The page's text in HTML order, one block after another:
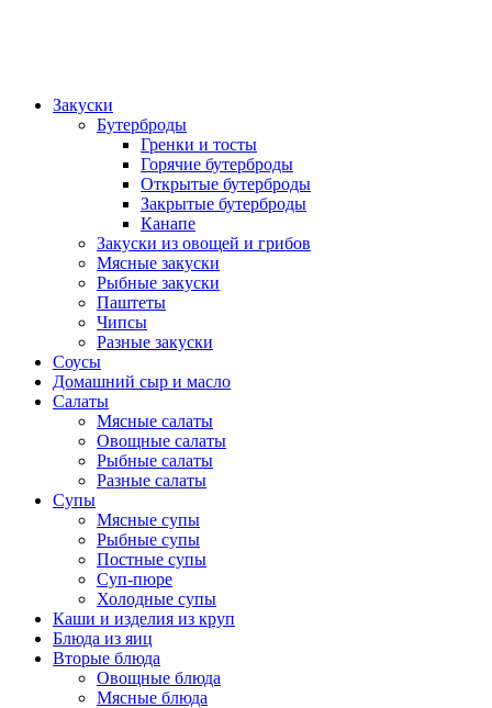
Закуски
Бутерброды
Гренки и тосты
Горячие бутерброды
Открытые бутерброды
Закрытые бутерброды
Канапе
Закуски из овощей и грибов
Мясные закуски
Рыбные закуски
Паштеты
Чипсы
Разные закуски
Соусы
Домашний сыр и масло
Салаты
Мясные салаты
Овощные салаты
Рыбные салаты
Разные салаты
Супы
Мясные супы
Рыбные супы
Постные супы
Суп-пюре
Холодные супы
Каши и изделия из круп
Блюда из яиц
Вторые блюда
Овощные блюда
Мясные блюда